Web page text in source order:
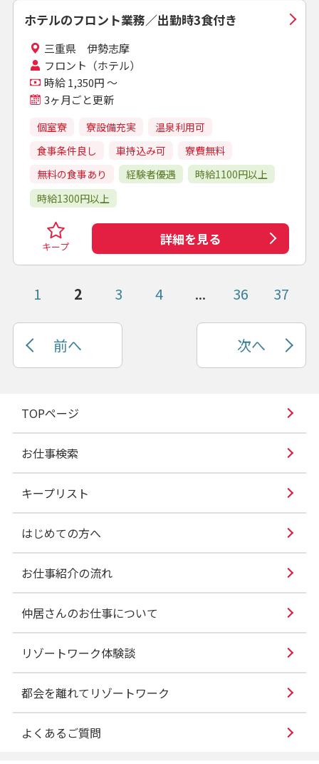
ホテルのフロント業務／出勤時3食付き
三重県 伊勢志摩
フロント（ホテル）
時給 1,350円 ～
3ヶ月ごと更新
個室寮 寮設備充実
温泉利用可
食事条件良し
車持込み可
寮費無料
無料の食事あり
経験者優遇
時給1100円以上
時給1300円以上
キープ 詳細を見る
1 2 3 4 ... 36 37
前へ 次へ
TOPページ
お仕事検索
キープリスト
はじめての方へ
お仕事紹介の流れ
仲居さんのお仕事について
リゾートワーク体験談
都会を離れてリゾートワーク
よくあるご質問